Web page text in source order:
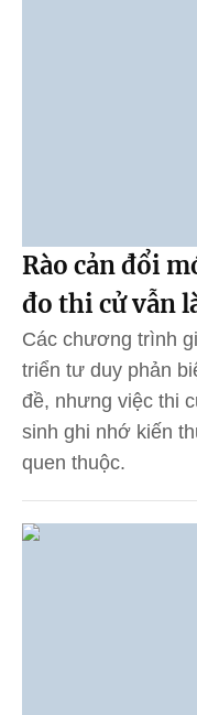
Rào cản đổi
đo thi cử vẫn
Các chương trình
triển tư duy phản
đề, nhưng việc thi
sinh ghi nhớ kiến
quen thuộc.